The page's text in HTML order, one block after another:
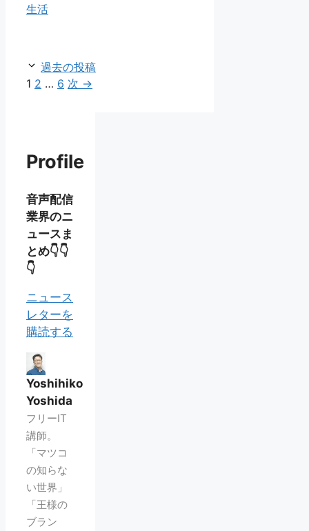
ゴ
生活
過去の投稿
ペ
1 ペ
2 … ペ
6 次 →
Profile
音声配信
業界のニ
ュースま
とめ👇👇
👇
ニュース
レターを
購読する
Yoshihiko
Yoshida
フリーIT
講師。
「マツコ
の知らな
い世界」
「王様の
ブラン